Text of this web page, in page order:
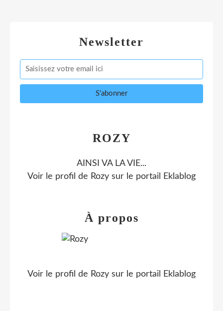
Newsletter
ROZY
AINSI VA LA VIE...
Voir le profil de Rozy sur le portail Eklablog
À propos
Voir le profil de Rozy sur le portail Eklablog